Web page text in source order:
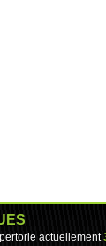
actuellement